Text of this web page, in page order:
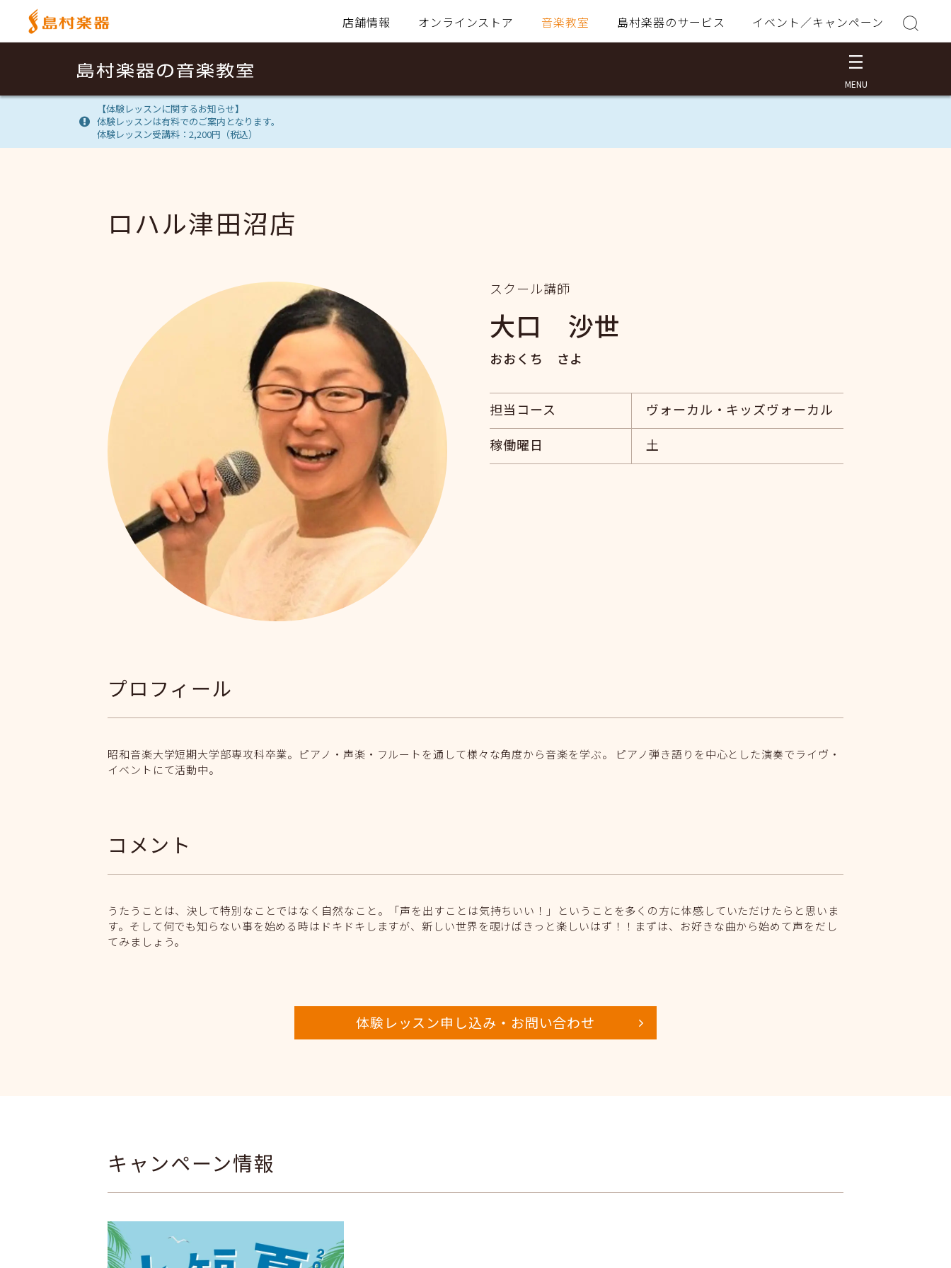
店舗情報 オンラインストア 音楽教室 島村楽器のサービス イベント／キャンペーン
【体験レッスンに関するお知らせ】
体験レッスンは有料でのご案内となります。
体験レッスン受講料：2,200円（税込）
ロハル津田沼店
スクール講師
大口 沙世
おおくち さよ
担当コース
ヴォーカル・キッズヴォーカル
稼働曜日
土
プロフィール
昭和音楽大学短期大学部専攻科卒業。ピアノ・声楽・フルートを通して様々な角度から音楽を学ぶ。 ピアノ弾き語りを中心とした演奏でライヴ・
イベントにて活動中。
コメント
うたうことは、決して特別なことではなく自然なこと。「声を出すことは気持ちいい！」ということを多くの方に体感していただけたらと思いま
す。そして何でも知らない事を始める時はドキドキしますが、新しい世界を覗けばきっと楽しいはず！！まずは、お好きな曲から始めて声をだし
てみましょう。
体験レッスン申し込み・お問い合わせ
キャンペーン情報